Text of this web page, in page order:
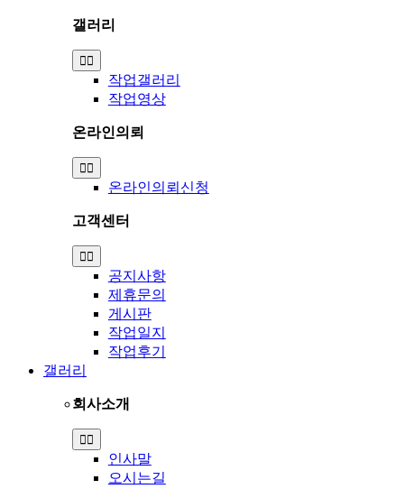
갤러리
Toggle
Navigation
작업갤러리
작업영상
온라인의뢰
Toggle
Navigation
온라인의뢰신청
고객센터
Toggle
Navigation
공지사항
제휴문의
게시판
작업일지
작업후기
갤러리
회사소개
Toggle
Navigation
인사말
오시는길